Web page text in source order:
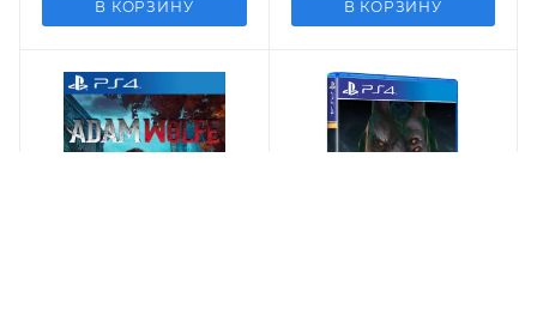
В КОРЗИНУ В КОРЗИНУ